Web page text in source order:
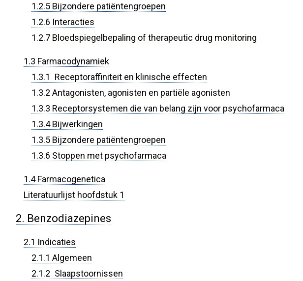
1.2.5 Bijzondere patiëntengroepen
1.2.6 Interacties
1.2.7 Bloedspiegelbepaling of therapeutic drug monitoring
1.3 Farmacodynamiek
1.3.1 Receptoraffiniteit en klinische effecten
1.3.2 Antagonisten, agonisten en partiële agonisten
1.3.3 Receptorsystemen die van belang zijn voor psychofarmaca
1.3.4 Bijwerkingen
1.3.5 Bijzondere patiëntengroepen
1.3.6 Stoppen met psychofarmaca
1.4 Farmacogenetica
Literatuurlijst hoofdstuk 1
2. Benzodiazepines
2.1 Indicaties
2.1.1 Algemeen
2.1.2 Slaapstoornissen